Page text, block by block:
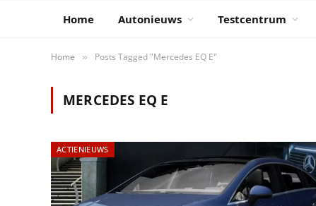
Home Autonieuws Testcentrum
Home » Posts Tagged "Mercedes EQ E"
MERCEDES EQ E
ACTIENIEUWS